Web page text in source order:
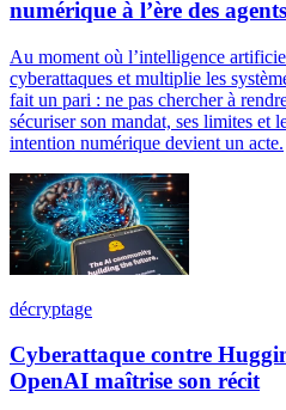
numérique à l’ère des
Au moment où l’intelligence
cyberattaques et multiplie les
fait un pari : ne pas chercher à
sécuriser son mandat, ses limites et
intention numérique devient un acte.
décryptage
Cyberattaque contre
OpenAI maîtrise son récit